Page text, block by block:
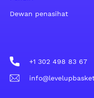
Dewan penasihat
+1 302 498 83 67